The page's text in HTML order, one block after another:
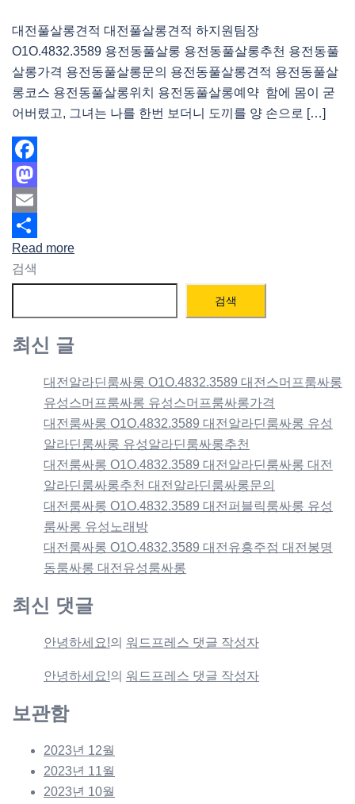
대전풀살롱견적 대전풀살롱견적 하지원팀장
O1O.4832.3589 용전동풀살롱 용전동풀살롱추천 용전동풀
살롱가격 용전동풀살롱문의 용전동풀살롱견적 용전동풀살
롱코스 용전동풀살롱위치 용전동풀살롱예약 함에 몸이 굳
어버렸고, 그녀는 나를 한번 보더니 도끼를 양 손으로 […]
Facebook
Mastodon
Email
Share
Read more
검색
검색
최신 글
대전알라딘룸싸롱 O1O.4832.3589 대전스머프룸싸롱
유성스머프룸싸롱 유성스머프룸싸롱가격
대전룸싸롱 O1O.4832.3589 대전알라딘룸싸롱 유성
알라딘룸싸롱 유성알라딘룸싸롱추천
대전룸싸롱 O1O.4832.3589 대전알라딘룸싸롱 대전
알라딘룸싸롱추천 대전알라딘룸싸롱문의
대전룸싸롱 O1O.4832.3589 대전퍼블릭룸싸롱 유성
룸싸롱 유성노래방
대전룸싸롱 O1O.4832.3589 대전유흥주점 대전봉명
동룸싸롱 대전유성룸싸롱
최신 댓글
안녕하세요!의 워드프레스 댓글 작성자
안녕하세요!의 워드프레스 댓글 작성자
보관함
2023년 12월
2023년 11월
2023년 10월